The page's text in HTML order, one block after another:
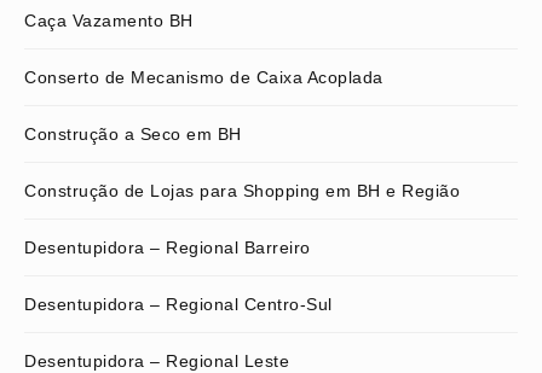
Caça Vazamento BH
Conserto de Mecanismo de Caixa Acoplada
Construção a Seco em BH
Construção de Lojas para Shopping em BH e Região
Desentupidora – Regional Barreiro
Desentupidora – Regional Centro-Sul
Desentupidora – Regional Leste